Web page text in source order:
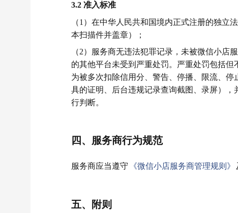
3.2 准入标准
（1）在中华人民共和国境内正式注册的独立
本扫描件并盖章）；
（2）服务商无违法犯罪记录，未被微信小店
的其他平台未受到严重处罚。严重处罚包括
为被多次扣除信用分、警告、停播、限流、
具的证明、后台违规记录查询截图、录屏）
行判断。
四、服务商行为规范
服务商应当遵守 《微信小店服务商管理规则》
五、附则